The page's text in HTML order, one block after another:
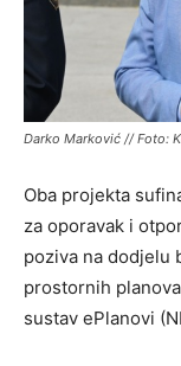
Darko Marković // Foto:
Oba projekta
za oporavak i
poziva na dodjelu
prostornih
sustav ePlanovi